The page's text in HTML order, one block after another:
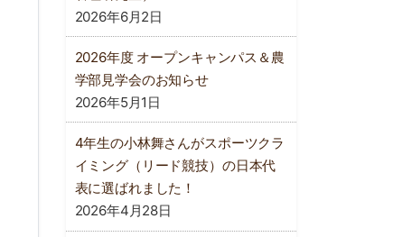
2026年6月2日
2026年度 オープンキャンパス＆農
学部見学会のお知らせ
2026年5月1日
4年生の小林舞さんがスポーツクラ
イミング（リード競技）の日本代
表に選ばれました！
2026年4月28日